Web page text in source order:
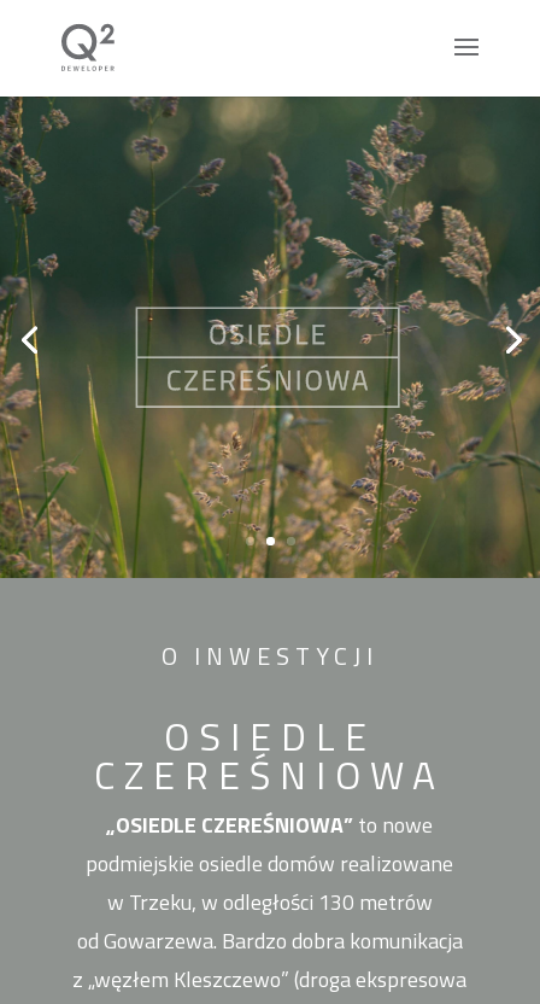
O INWESTYCJI
OSIEDLE
CZEREŚNIOWA
„OSIEDLE CZEREŚNIOWA”to nowe
podmiejskie osiedle domów realizowane
w Trzeku, w odległości 130 metrów
od Gowarzewa. Bardzo dobra komunikacja
z „węzłem Kleszczewo” (droga ekspresowa